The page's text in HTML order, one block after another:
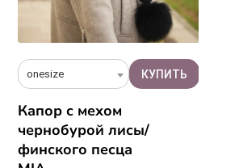
onesize
Капор с мехом
чернобурой лисы/
финского песца